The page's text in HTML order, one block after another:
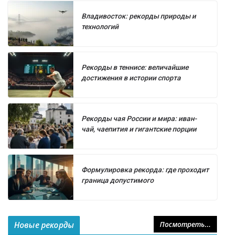
Владивосток: рекорды природы и
технологий
Рекорды в теннисе: величайшие
достижения в истории спорта
Рекорды чая России и мира: иван-
чай, чаепития и гигантские порции
Формулировка рекорда: где проходит
граница допустимого
Новые рекорды Посмотреть...